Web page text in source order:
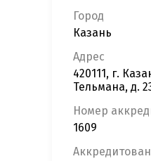
Город
Казань
Адрес
420111, г.
Тельмана, д.
Номер
1609